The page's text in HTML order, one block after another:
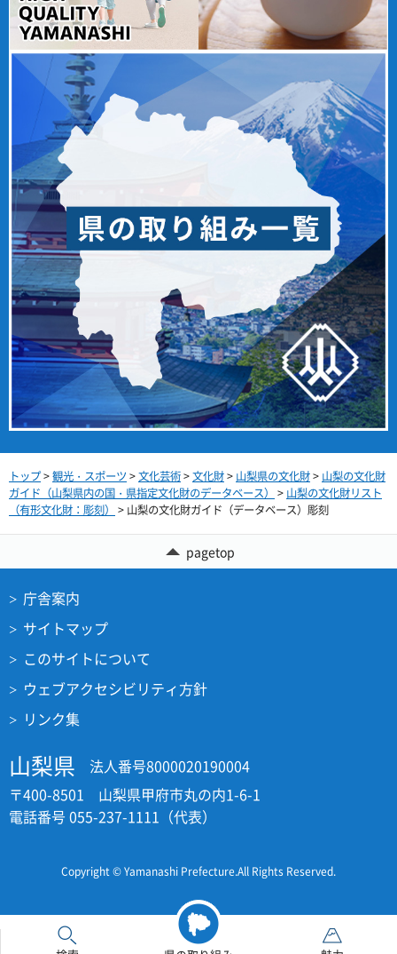
トップ>観光・スポーツ >文化芸術>文化財> 山梨県の文化財> 山梨の文化財
ガイド（山梨県内の国・県指定文化財のデータベース）
> 山梨の文化財リスト
（有形文化財：彫刻）
> 山梨の文化財ガイド（データベース）彫刻
pagetop
庁舎案内
サイトマップ
このサイトについて
ウェブアクセシビリティ方針
リンク集
山梨県
法人番号8000020190004
〒400-8501 山梨県甲府市丸の内1-6-1
電話番号 055-237-1111（代表）
Copyright © Yamanashi Prefecture.All Rights Reserved.